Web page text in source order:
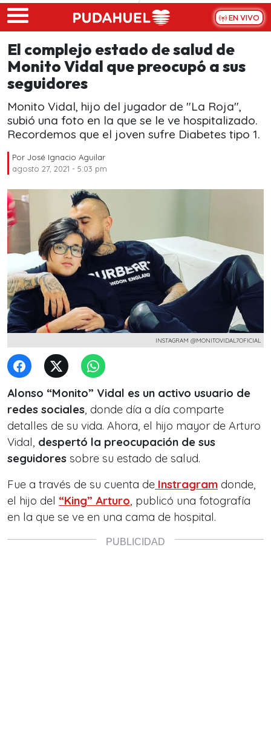
Skip to main content
EN VIVO
El complejo estado de salud de
Monito Vidal que preocupó a sus
seguidores
Monito Vidal, hijo del jugador de "La Roja",
subió una foto en la que se le ve hospitalizado.
Recordemos que el joven sufre Diabetes tipo 1.
Por José Ignacio Aguilar
agosto 27, 2021 - 5:03 pm
INSTAGRAM @MONITOVIDAL7OFICIAL
Alonso “Monito” Vidal es un activo usuario de
redes sociales, donde día a día comparte
detalles de su vida. Ahora, el hijo mayor de Arturo
Vidal, despertó la preocupación de sus
seguidores sobre su estado de salud.
Fue a través de su cuenta de Instragram donde,
el hijo del “King” Arturo, publicó una fotografía
en la que se ve en una cama de hospital.